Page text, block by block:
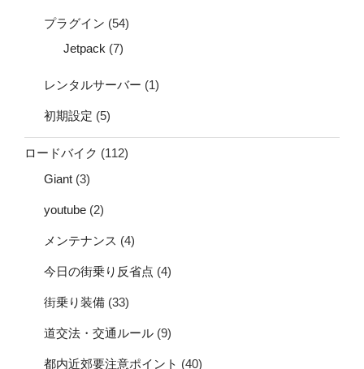
プラグイン (54)
Jetpack (7)
レンタルサーバー (1)
初期設定 (5)
ロードバイク (112)
Giant (3)
youtube (2)
メンテナンス (4)
今日の街乗り反省点 (4)
街乗り装備 (33)
道交法・交通ルール (9)
都内近郊要注意ポイント (40)